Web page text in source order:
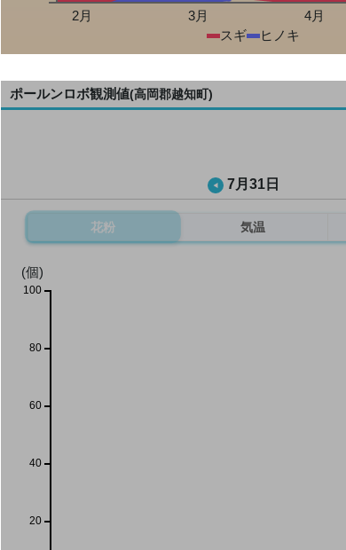
2月 3月 4月
スギ
ヒノキ
ポールンロボ観測値(高岡郡越知町)
7月31日
花粉 気温
(個)
20
40
60
80
100